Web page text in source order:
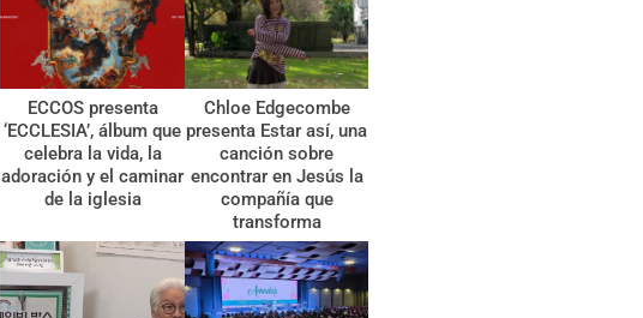
ECCOS presenta
‘ECCLESIA’, álbum que
celebra la vida, la
adoración y el caminar
de la iglesia
Chloe Edgecombe
presenta Estar así, una
canción sobre
encontrar en Jesús la
compañía que
transforma